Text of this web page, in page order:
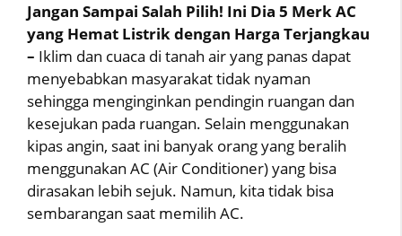
Jangan Sampai Salah Pilih! Ini Dia 5 Merk AC
yang Hemat Listrik dengan Harga Terjangkau
– Iklim dan cuaca di tanah air yang panas dapat
menyebabkan masyarakat tidak nyaman
sehingga menginginkan pendingin ruangan dan
kesejukan pada ruangan. Selain menggunakan
kipas angin, saat ini banyak orang yang beralih
menggunakan AC (Air Conditioner) yang bisa
dirasakan lebih sejuk. Namun, kita tidak bisa
sembarangan saat memilih AC.